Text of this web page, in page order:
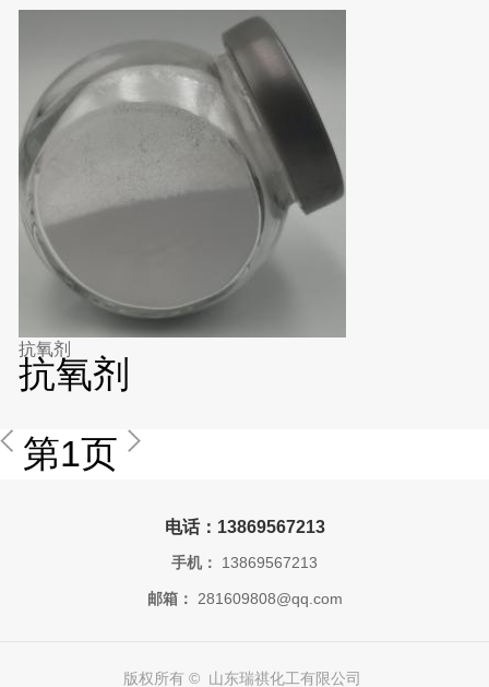
抗氧剂
抗氧剂
第1页
电话：13869567213
手机： 13869567213
邮箱： 281609808@qq.com
版权所有 © 山东瑞祺化工有限公司